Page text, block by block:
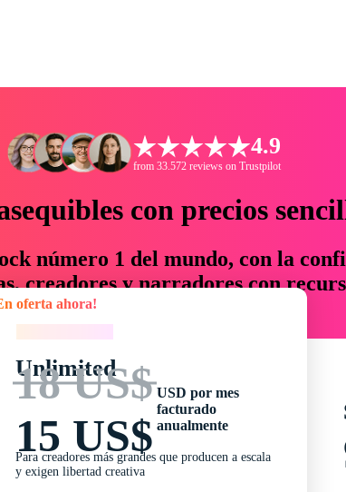
4.9
from 33.572 reviews on Trustpilot
con precios
número 1 del mundo, con la
creadores y narradores con
76 % en tiempo y presupuesto.
ahora!
Unlimited
18 US$
15 US$
USD por mes
facturado
anualmente
Para creadores más grandes que producen a escala
y exigen libertad creativa